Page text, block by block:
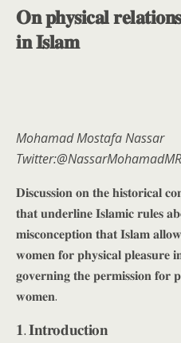
𝐎𝐧 𝐩𝐡𝐲𝐬𝐢𝐜𝐚𝐥
𝐢𝐧 𝐈𝐬𝐥𝐚𝐦
Mohamad Mostafa Nassar
Twitter:@NassarMohamadMR
𝐃𝐢𝐬𝐜𝐮𝐬𝐬𝐢𝐨𝐧 𝐨𝐧 𝐭𝐡𝐞 𝐡𝐢𝐬𝐭𝐨𝐫𝐢𝐜𝐚𝐥
𝐭𝐡𝐚𝐭 𝐮𝐧𝐝𝐞𝐫𝐥𝐢𝐧𝐞 𝐈𝐬𝐥𝐚𝐦𝐢𝐜 𝐫𝐮𝐥𝐞𝐬
𝐦𝐢𝐬𝐜𝐨𝐧𝐜𝐞𝐩𝐭𝐢𝐨𝐧 𝐭𝐡𝐚𝐭 𝐈𝐬𝐥𝐚𝐦
𝐰𝐨𝐦𝐞𝐧 𝐟𝐨𝐫 𝐩𝐡𝐲𝐬𝐢𝐜𝐚𝐥 𝐩𝐥𝐞𝐚𝐬𝐮𝐫𝐞
𝐠𝐨𝐯𝐞𝐫𝐧𝐢𝐧𝐠 𝐭𝐡𝐞 𝐩𝐞𝐫𝐦𝐢𝐬𝐬𝐢𝐨𝐧 𝐟𝐨𝐫
𝐰𝐨𝐦𝐞𝐧.
𝟏. 𝐈𝐧𝐭𝐫𝐨𝐝𝐮𝐜𝐭𝐢𝐨𝐧